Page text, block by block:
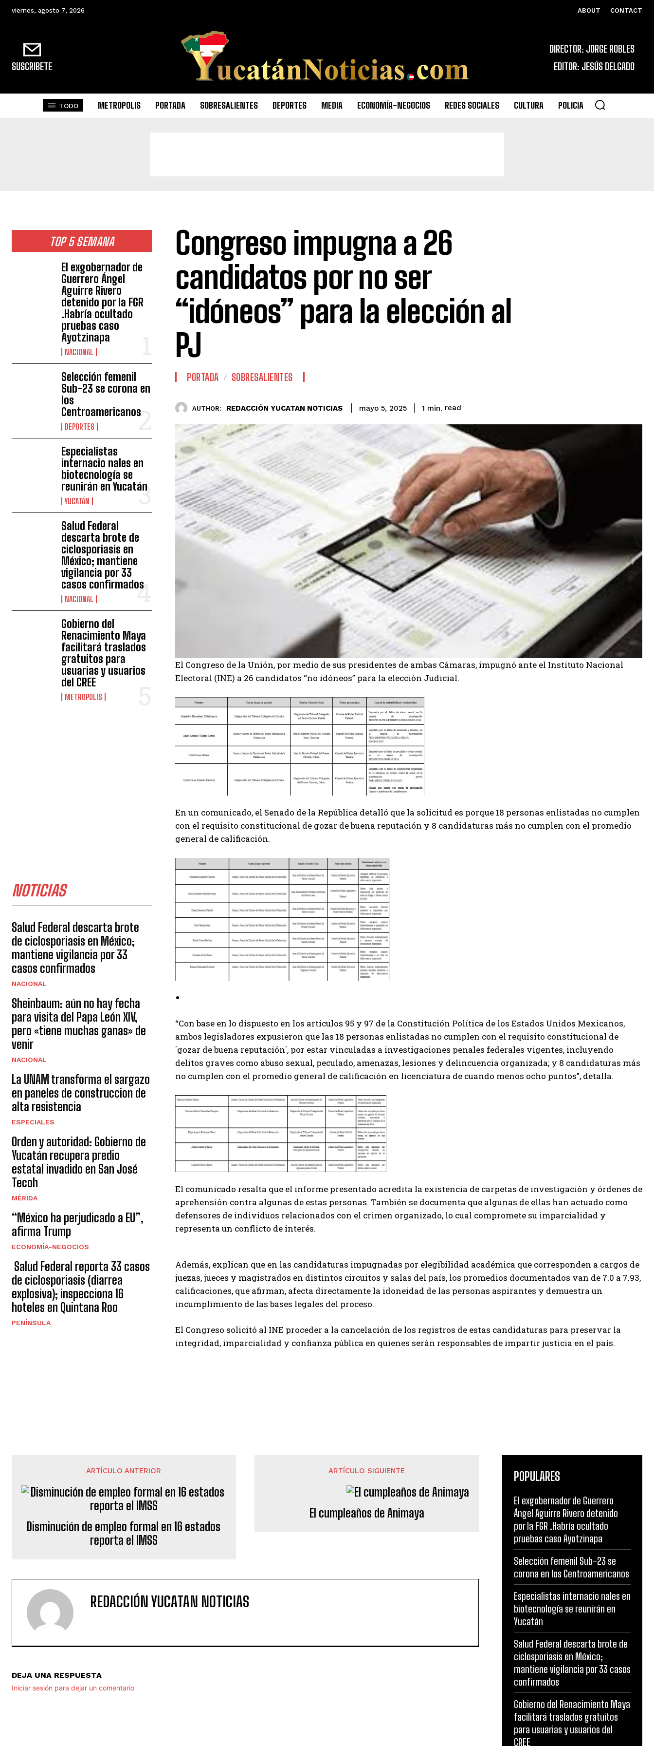
viernes, agosto 7, 2026 ABOUT CONTACT
SUSCRIBETE
DIRECTOR: JORGE ROBLES
EDITOR: JESÚS DELGADO
TODO METROPOLIS PORTADA SOBRESALIENTES DEPORTES MEDIA ECONOMÍA-NEGOCIOS REDES SOCIALES CULTURA POLICIA
TOP 5 SEMANA
El exgobernador de
Guerrero Ángel
Aguirre Rivero
detenido por la FGR
.Habría ocultado
pruebas caso
Ayotzinapa
NACIONAL
Selección femenil
Sub-23 se corona en
los
Centroamericanos
DEPORTES
Especialistas
internacio nales en
biotecnología se
reunirán en Yucatán
YUCATÁN
Salud Federal
descarta brote de
ciclosporiasis en
México; mantiene
vigilancia por 33
casos confirmados
NACIONAL
Gobierno del
Renacimiento Maya
facilitará traslados
gratuitos para
usuarias y usuarios
del CREE
METROPOLIS
NOTICIAS
Salud Federal descarta brote
de ciclosporiasis en México;
mantiene vigilancia por 33
casos confirmados
NACIONAL
Sheinbaum: aún no hay fecha
para visita del Papa León XIV,
pero «tiene muchas ganas» de
venir
NACIONAL
La UNAM transforma el sargazo
en paneles de construccion de
alta resistencia
ESPECIALES
Orden y autoridad: Gobierno de
Yucatán recupera predio
estatal invadido en San José
Tecoh
MÉRIDA
“México ha perjudicado a EU”,
afirma Trump
ECONOMÍA-NEGOCIOS
Salud Federal reporta 33 casos
de ciclosporiasis (diarrea
explosiva); inspecciona 16
hoteles en Quintana Roo
PENÍNSULA
Congreso impugna a 26
candidatos por no ser
“idóneos” para la elección al
PJ
PORTADA SOBRESALIENTES
AUTHOR: REDACCIÓN YUCATAN NOTICIAS mayo 5, 2025 1 min. read
El Congreso de la Unión, por medio de sus presidentes de ambas Cámaras, impugnó ante el Instituto Nacional
Electoral (INE) a 26 candidatos “no idóneos” para la elección Judicial.
En un comunicado, el Senado de la República detalló que la solicitud es porque 18 personas enlistadas no cumplen
con el requisito constitucional de gozar de buena reputación y 8 candidaturas más no cumplen con el promedio
general de calificación.
“Con base en lo dispuesto en los artículos 95 y 97 de la Constitución Política de los Estados Unidos Mexicanos,
ambos legisladores expusieron que las 18 personas enlistadas no cumplen con el requisito constitucional de
´gozar de buena reputación´, por estar vinculadas a investigaciones penales federales vigentes, incluyendo
delitos graves como abuso sexual, peculado, amenazas, lesiones y delincuencia organizada; y 8 candidaturas más
no cumplen con el promedio general de calificación en licenciatura de cuando menos ocho puntos”, detalla.
El comunicado resalta que el informe presentado acredita la existencia de carpetas de investigación y órdenes de
aprehensión contra algunas de estas personas. También se documenta que algunas de ellas han actuado como
defensores de individuos relacionados con el crimen organizado, lo cual compromete su imparcialidad y
representa un conflicto de interés.
Además, explican que en las candidaturas impugnadas por elegibilidad académica que corresponden a cargos de
juezas, jueces y magistrados en distintos circuitos y salas del país, los promedios documentados van de 7.0 a 7.93,
calificaciones, que afirman, afecta directamente la idoneidad de las personas aspirantes y demuestra un
incumplimiento de las bases legales del proceso.
El Congreso solicitó al INE proceder a la cancelación de los registros de estas candidaturas para preservar la
integridad, imparcialidad y confianza pública en quienes serán responsables de impartir justicia en el país.
ARTÍCULO ANTERIOR
Disminución de empleo formal en 16 estados
reporta el IMSS
ARTÍCULO SIGUIENTE
El cumpleaños de Animaya
REDACCIÓN YUCATAN NOTICIAS
DEJA UNA RESPUESTA
Iniciar sesión para dejar un comentario
POPULARES
El exgobernador de Guerrero
Ángel Aguirre Rivero detenido
por la FGR .Habría ocultado
pruebas caso Ayotzinapa
Selección femenil Sub-23 se
corona en los Centroamericanos
Especialistas internacio nales en
biotecnología se reunirán en
Yucatán
Salud Federal descarta brote de
ciclosporiasis en México;
mantiene vigilancia por 33 casos
confirmados
Gobierno del Renacimiento Maya
facilitará traslados gratuitos
para usuarias y usuarios del
CREE